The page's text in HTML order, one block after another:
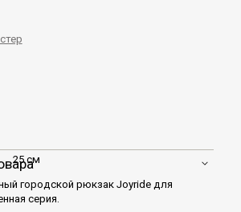
25 см
городской рюкзак Joyride для
серия.